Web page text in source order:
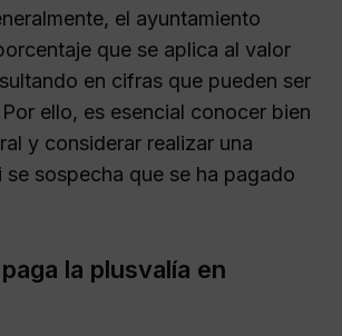
el ayuntamiento
que se aplica al valor
en cifras que pueden ser
ello, es esencial conocer bien
y considerar realizar una
se sospecha que se ha pagado
la plusvalía en